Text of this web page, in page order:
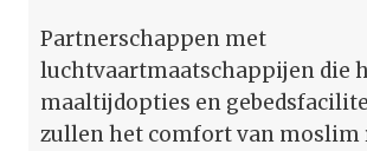
Partnerschappen met
luchtvaartmaatschappijen die
maaltijdopties en
zullen het comfort van moslim